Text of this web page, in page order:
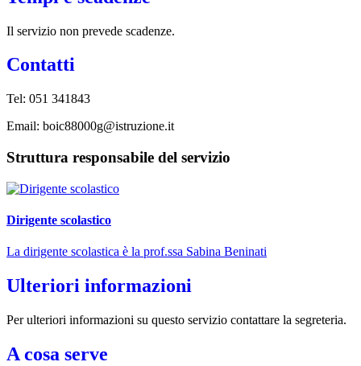
Il servizio non prevede scadenze.
Contatti
Tel: 051 341843
Email: boic88000g@istruzione.it
Struttura responsabile del servizio
Dirigente scolastico
La dirigente scolastica è la prof.ssa Sabina Beninati
Ulteriori informazioni
Per ulteriori informazioni su questo servizio contattare la segreteria.
A cosa serve